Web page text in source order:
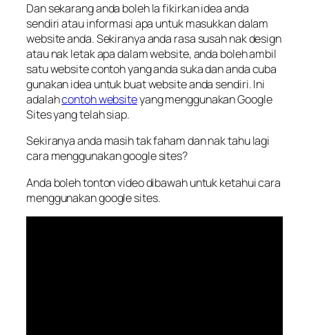
Dan sekarang anda boleh la fikirkan idea anda
sendiri atau informasi apa untuk masukkan dalam
website anda. Sekiranya anda rasa susah nak design
atau nak letak apa dalam website, anda boleh ambil
satu website contoh yang anda suka dan anda cuba
gunakan idea untuk buat website anda sendiri. Ini
adalahcontoh websiteyang menggunakan Google
Sites yang telah siap.
Sekiranya anda masih tak faham dan nak tahu lagi
cara menggunakan google sites?
Anda boleh tonton video dibawah untuk ketahui cara
menggunakan google sites.